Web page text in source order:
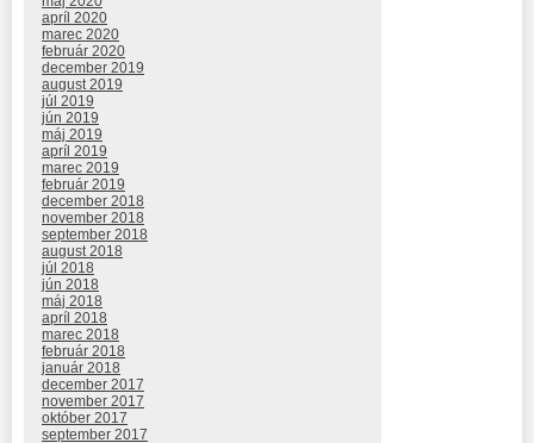
apríl 2020
marec 2020
február 2020
december 2019
august 2019
júl 2019
jún 2019
máj 2019
apríl 2019
marec 2019
február 2019
december 2018
november 2018
september 2018
august 2018
júl 2018
jún 2018
máj 2018
apríl 2018
marec 2018
február 2018
január 2018
december 2017
november 2017
október 2017
september 2017